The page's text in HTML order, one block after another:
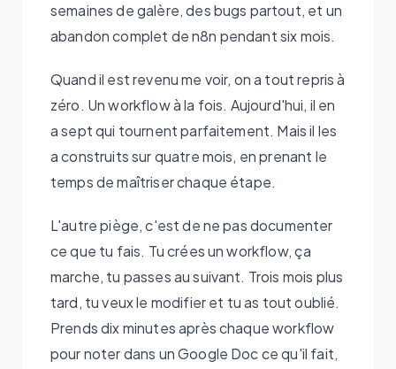
semaines de galère, des bugs partout, et un
abandon complet de n8n pendant six mois.
Quand il est revenu me voir, on a tout repris à
zéro. Un workflow à la fois. Aujourd'hui, il en
a sept qui tournent parfaitement. Mais il les
a construits sur quatre mois, en prenant le
temps de maîtriser chaque étape.
L'autre piège, c'est de ne pas documenter
ce que tu fais. Tu crées un workflow, ça
marche, tu passes au suivant. Trois mois plus
tard, tu veux le modifier et tu as tout oublié.
Prends dix minutes après chaque workflow
pour noter dans un Google Doc ce qu'il fait,